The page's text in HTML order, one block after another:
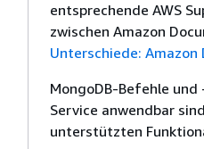
entsprechende AWS
zwischen Amazon
Unterschiede: Amazon
MongoDB-Befehle
Service anwendbar
unterstützten